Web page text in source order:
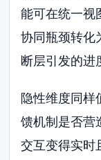
能可在统一视
协同瓶颈转化
断层引发的进
隐性维度同样
馈机制是否营
交互变得实时